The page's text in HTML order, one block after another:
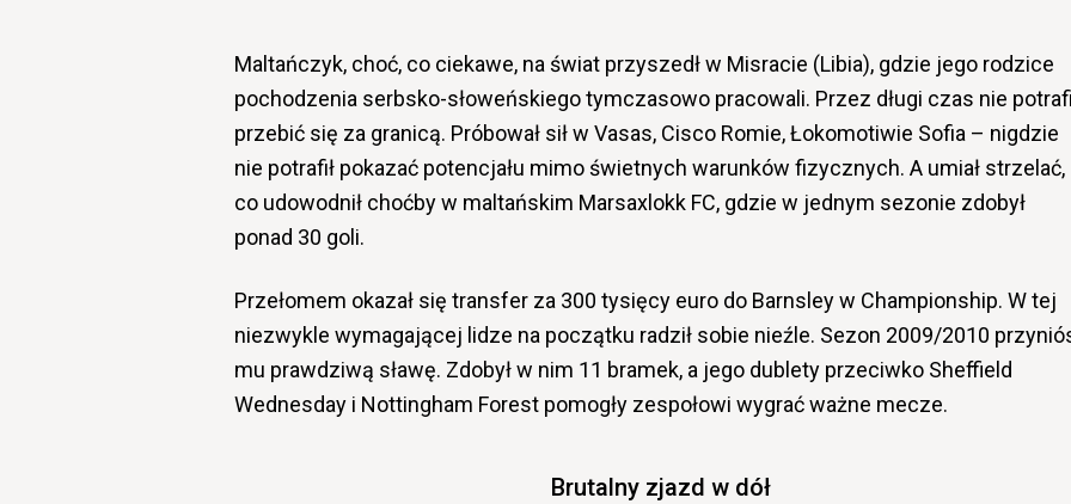
Maltańczyk, choć, co ciekawe, na świat przyszedł w Misracie (Libia), gdzie jego rodzice
pochodzenia serbsko-słoweńskiego tymczasowo pracowali. Przez długi czas nie
przebić się za granicą. Próbował sił w Vasas, Cisco Romie, Łokomotiwie Sofia – nigdzie
nie potrafił pokazać potencjału mimo świetnych warunków fizycznych. A umiał strzelać,
co udowodnił choćby w maltańskim Marsaxlokk FC, gdzie w jednym sezonie zdobył
ponad 30 goli.
Przełomem okazał się transfer za 300 tysięcy euro do Barnsley w Championship. W tej
niezwykle wymagającej lidze na początku radził sobie nieźle. Sezon 2009/2010
mu prawdziwą sławę. Zdobył w nim 11 bramek, a jego dublety przeciwko Sheffield
Wednesday i Nottingham Forest pomogły zespołowi wygrać ważne mecze.
Brutalny zjazd w dół